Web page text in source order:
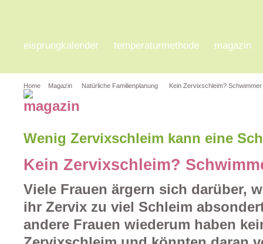
eisprungkalender temperaturmethode magazin
Home Magazin Natürliche Familienplanung Kein Zervixschleim?
Wenig Zervixschleim kann eine
Kein Zervixschleim?
Viele Frauen ärgern sich darüber,
ihr Zervix zu viel Schleim
andere Frauen wiederum haben